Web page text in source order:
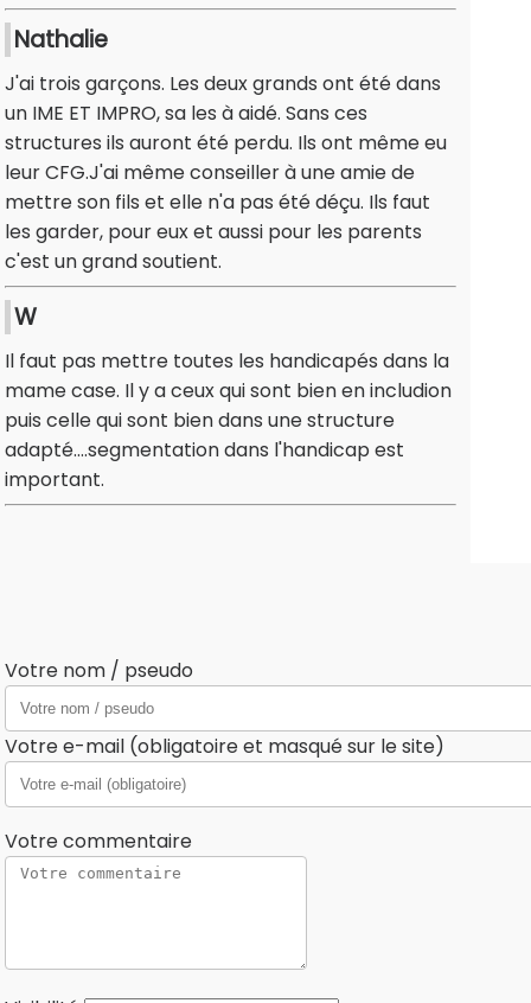
Nathalie
J'ai trois garçons. Les deux grands ont été dans
un IME ET IMPRO, sa les à aidé. Sans ces
structures ils auront été perdu. Ils ont même eu
leur CFG.J'ai même conseiller à une amie de
mettre son fils et elle n'a pas été déçu. Ils faut
les garder, pour eux et aussi pour les parents
c'est un grand soutient.
W
Il faut pas mettre toutes les handicapés dans la
mame case. Il y a ceux qui sont bien en includion
puis celle qui sont bien dans une structure
adapté....segmentation dans l'handicap est
important.
Votre nom / pseudo
Votre e-mail (obligatoire et masqué sur le site)
Votre commentaire